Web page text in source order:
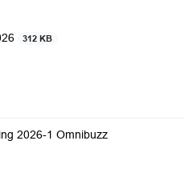
312 KB
2026-1 Omnibuzz